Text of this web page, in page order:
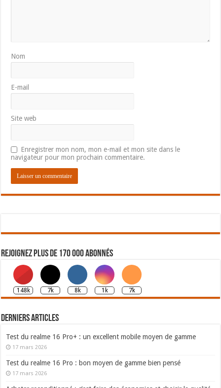
Nom
E-mail
Site web
Enregistrer mon nom, mon e-mail et mon site dans le
navigateur pour mon prochain commentaire.
Rejoignez plus de 170 000 abonnés
148k 7k 8k 1k 7k
Derniers articles
Test du realme 16 Pro+ : un excellent mobile moyen de gamme
17 mars 2026
Test du realme 16 Pro : bon moyen de gamme bien pensé
17 mars 2026